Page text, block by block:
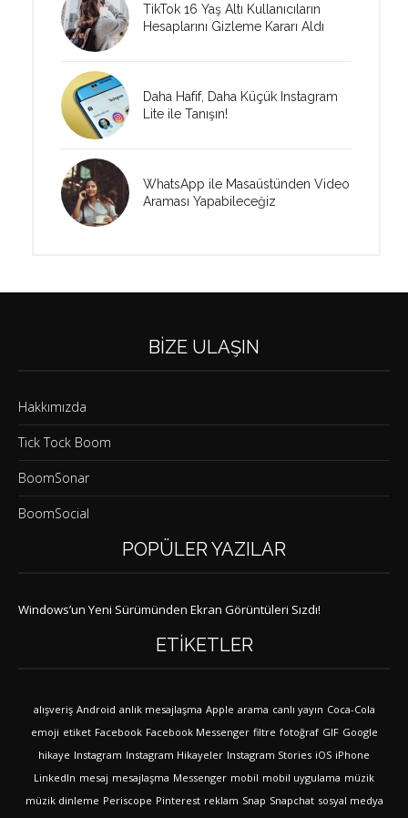
TikTok 16 Yaş Altı Kullanıcıların
Hesaplarını Gizleme Kararı Aldı
Daha Hafif, Daha Küçük Instagram
Lite ile Tanışın!
WhatsApp ile Masaüstünden Video
Araması Yapabileceğiz
BIZE ULAŞIN
Hakkımızda
Tick Tock Boom
BoomSonar
BoomSocial
POPÜLER YAZILAR
Windows’un Yeni Sürümünden Ekran Görüntüleri Sızdı!
ETIKETLER
alışveriş Android anlık mesajlaşma Apple arama canlı yayın Coca-Cola
emoji etiket Facebook Facebook Messenger filtre fotoğraf GIF Google
hikaye Instagram Instagram Hikayeler Instagram Stories iOS iPhone
LinkedIn mesaj mesajlaşma Messenger mobil mobil uygulama müzik
müzik dinleme Periscope Pinterest reklam Snap Snapchat sosyal medya